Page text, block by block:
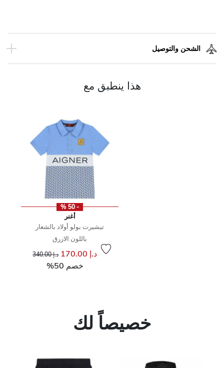
الشحن والتوصيل
هذا ينطبق مع
- 50 %
أغنر
تيشيرت بولو أولاد بالشعار
باللون الازرق
د.إ 170.00 سعر مخفض مند.إ 340.00 إلى
خصم 50%
خصيصاً لك